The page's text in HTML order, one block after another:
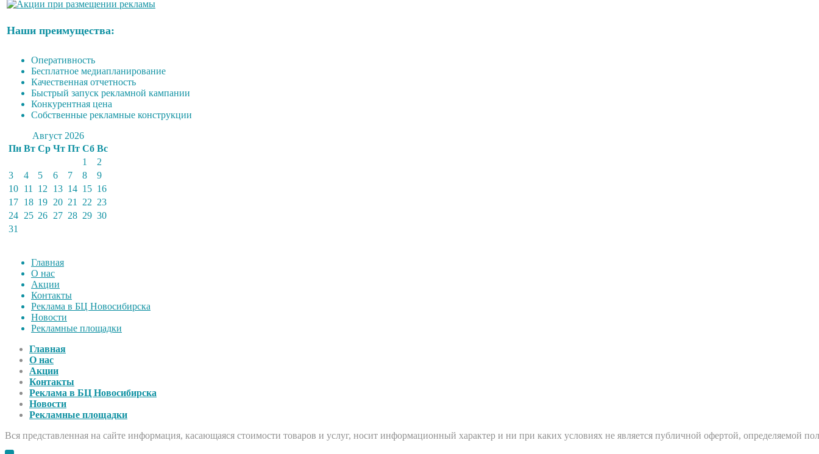
Наши преимущества:
Оперативность
Бесплатное медиапланирование
Качественная отчетность
Быстрый запуск рекламной кампании
Конкурентная цена
Собственные рекламные конструкции
Август 2026
Пн Вт Ср Чт Пт Сб Вс
1
2
3
4 5 6 7 8
9
10 11 12 13 14 15 16
17 18 19 20 21 22 23
24 25 26 27 28 29 30
31
Главная
О нас
Акции
Контакты
Реклама в БЦ Новосибирска
Новости
Рекламные площадки
Главная
О нас
Акции
Контакты
Реклама в БЦ Новосибирска
Новости
Рекламные площадки
Вся представленная на сайте информация, касающаяся стоимости товаров и услуг, носит информационный характер и ни при каких условиях не является публичной офертой, определяемой